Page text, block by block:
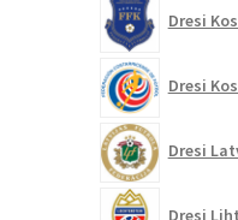
Dresi
Dresi
Dresi
Dresi